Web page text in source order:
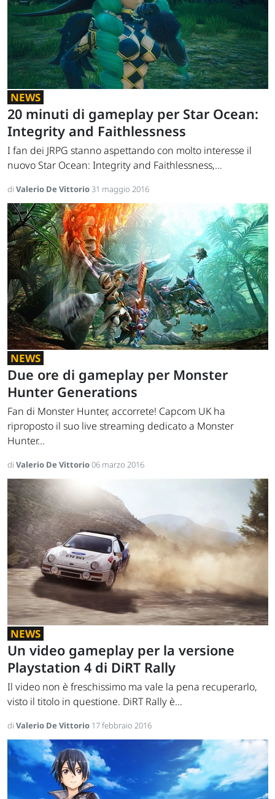
NEWS
20 minuti di gameplay per Star Ocean:
Integrity and Faithlessness
I fan dei JRPG stanno aspettando con molto interesse il
nuovo Star Ocean: Integrity and Faithlessness,...
di Valerio De Vittorio31 maggio 2016
NEWS
Due ore di gameplay per Monster
Hunter Generations
Fan di Monster Hunter, accorrete! Capcom UK ha
riproposto il suo live streaming dedicato a Monster
Hunter...
di Valerio De Vittorio06 marzo 2016
NEWS
Un video gameplay per la versione
Playstation 4 di DiRT Rally
Il video non è freschissimo ma vale la pena recuperarlo,
visto il titolo in questione. DiRT Rally è...
di Valerio De Vittorio 17 febbraio 2016